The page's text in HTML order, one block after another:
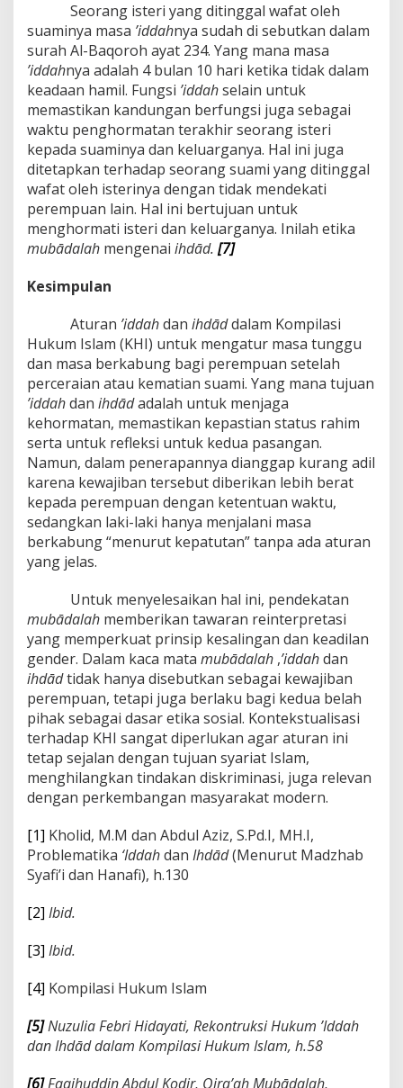
Seorang isteri yang ditinggal wafat oleh
suaminya masa ’iddahnya sudah di sebutkan dalam
surah Al-Baqoroh ayat 234. Yang mana masa
’iddahnya adalah 4 bulan 10 hari ketika tidak dalam
keadaan hamil. Fungsi ’iddahselain untuk
memastikan kandungan berfungsi juga sebagai
waktu penghormatan terakhir seorang isteri
kepada suaminya dan keluarganya. Hal ini juga
ditetapkan terhadap seorang suami yang ditinggal
wafat oleh isterinya dengan tidak mendekati
perempuan lain. Hal ini bertujuan untuk
menghormati isteri dan keluarganya. Inilah etika
mubādalah mengenai ihdād. [7]
Kesimpulan
Aturan ’iddahdan ihdāddalam Kompilasi
Hukum Islam (KHI) untuk mengatur masa tunggu
dan masa berkabung bagi perempuan setelah
perceraian atau kematian suami. Yang mana tujuan
’iddahdan ihdādadalah untuk menjaga
kehormatan, memastikan kepastian status rahim
serta untuk refleksi untuk kedua pasangan.
Namun, dalam penerapannya dianggap kurang adil
karena kewajiban tersebut diberikan lebih berat
kepada perempuan dengan ketentuan waktu,
sedangkan laki-laki hanya menjalani masa
berkabung “menurut kepatutan” tanpa ada aturan
yang jelas.
Untuk menyelesaikan hal ini, pendekatan
mubādalah memberikan tawaran reinterpretasi
yang memperkuat prinsip kesalingan dan keadilan
gender. Dalam kaca mata mubādalah ,’iddahdan
ihdādtidak hanya disebutkan sebagai kewajiban
perempuan, tetapi juga berlaku bagi kedua belah
pihak sebagai dasar etika sosial. Kontekstualisasi
terhadap KHI sangat diperlukan agar aturan ini
tetap sejalan dengan tujuan syariat Islam,
menghilangkan tindakan diskriminasi, juga relevan
dengan perkembangan masyarakat modern.
[1] Kholid, M.M dan Abdul Aziz, S.Pd.I, MH.I,
Problematika ‘Iddahdan Ihdād(Menurut Madzhab
Syafi’i dan Hanafi), h.130
[2] Ibid.
[3] Ibid.
[4] Kompilasi Hukum Islam
[5]Nuzulia Febri Hidayati, Rekontruksi Hukum ’Iddah
dan Ihdād dalam Kompilasi Hukum Islam, h.58
[6]Faqihuddin Abdul Kodir, Qira’ah Mubādalah,